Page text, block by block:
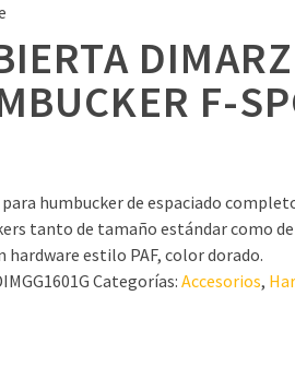
F-
humbucker de espaciado
tanto de tamaño estándar como
hardware estilo PAF, color dorado.
Categorías:Accesorios,